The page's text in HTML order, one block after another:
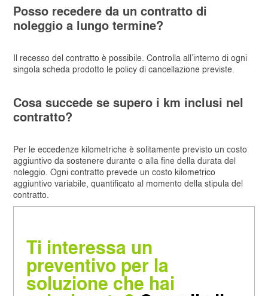
Posso recedere da un contratto di
noleggio a lungo termine?
Il recesso del contratto è possibile. Controlla all’interno di ogni
singola scheda prodotto le policy di cancellazione previste.
Cosa succede se supero i km inclusi nel
contratto?
Per le eccedenze kilometriche è solitamente previsto un costo
aggiuntivo da sostenere durante o alla fine della durata del
noleggio. Ogni contratto prevede un costo kilometrico
aggiuntivo variabile, quantificato al momento della stipula del
contratto.
Ti interessa un
preventivo per la
soluzione che hai